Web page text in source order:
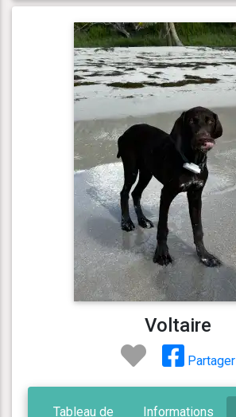
Voltaire
Partager
Tableau de
Informations